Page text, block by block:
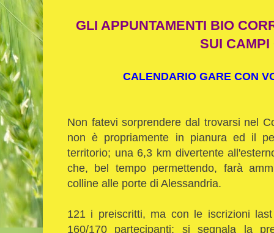
GLI APPUNTAMENTI BIO
SUI
CALENDARIO GARE CON
Non fatevi sorprendere dal trovarsi nel
non è propriamente in pianura ed il
territorio; una 6,3 km divertente
che, bel tempo permettendo, farà
colline alle porte di Alessandria.
121 i preiscritti, ma con le iscrizioni
160/170 partecipanti; si segnala la